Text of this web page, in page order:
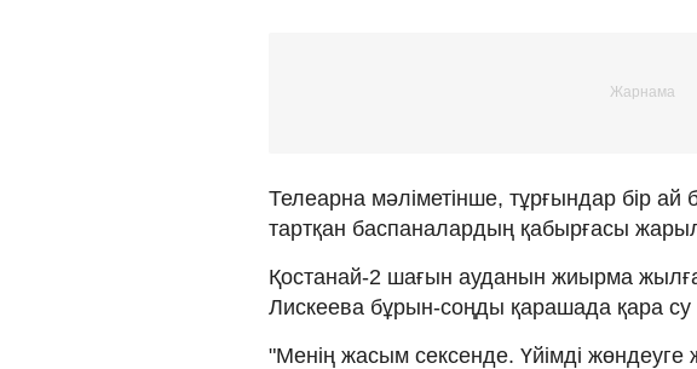
Телеарна мәліметінше, тұрғындар бір
тартқан баспаналардың қабырғасы
Қостанай-2 шағын ауданын жиырма
Лискеева бұрын-соңды қарашада қара
"Менің жасым сексенде. Үйімді